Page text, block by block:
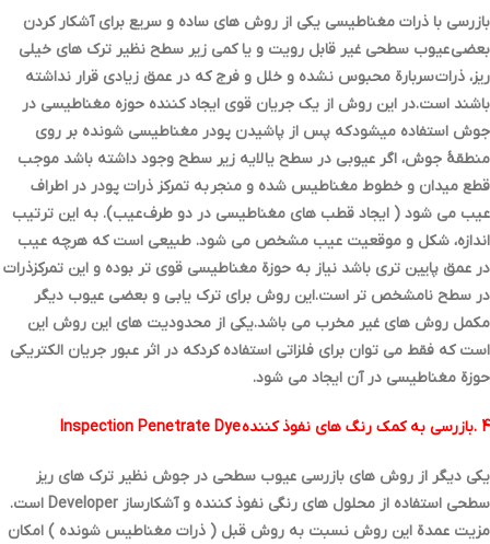
بازرسی با ذرات مغناطیسی یکی از روش هاي ساده و سریع براي آشکار کردن
بعضی عیوب سطحی غیر قابل رویت و یا کمی زیر سطح نظیر ترك هاي خیلی
ریز، ذرات سربارة محبوس نشده و خلل و فرج که در عمق زیادي قرار نداشته
باشند است.در این روش از یک جریان قوي ایجاد کننده حوزه مغناطیسی در
جوش استفاده میشود که پس از پاشیدن پودر مغناطیسی شونده بر روي
منطقۀ جوش، اگر عیوبی در سطح یا لایه زیر سطح وجود داشته باشد موجب
قطع میدان و خطوط مغناطیس شده و منجر به تمرکز ذرات پودر در اطراف
عیب می شود ( ایجاد قطب هاي مغناطیسی در دو طرف عیب). به این ترتیب
اندازه، شکل و موقعیت عیب مشخص می شود. طبیعی است که هرچه عیب
در عمق پایین تري باشد نیاز به حوزة مغناطیسی قوي تر بوده و این تمرکزذرات
در سطح نامشخص تر است.این روش براي ترك یابی و بعضی عیوب دیگر
مکمل روش هاي غیر مخرب می باشد.یکی از محدودیت هاي این روش این
است که فقط می توان براي فلزاتی استفاده کردکه در اثر عبور جریان الکتریکی
حوزة مغناطیسی در آن ایجاد می شود.
4 .بازرسی به کمک رنگ هاي نفوذ کننده Inspection Penetrate Dye
یکی دیگر از روش هاي بازرسی عیوب سطحی در جوش نظیر ترك هاي ریز
سطحی استفاده از محلول هاي رنگی نفوذ کننده و آشکارساز Developer است.
مزیت عمدة این روش نسبت به روش قبل ( ذرات مغناطیس شونده ) امکان